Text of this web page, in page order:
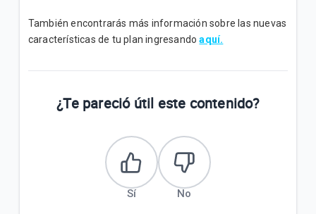
También encontrarás más información sobre las nuevas
características de tu plan ingresandoaquí.
¿Te pareció útil este contenido?
Sí No